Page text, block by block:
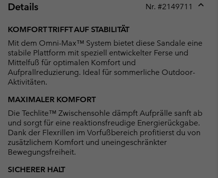
Details Nr. #2149711
KOMFORT TRIFFT AUF STABILITÄT
Mit dem Omni-Max™ System bietet diese Sandale eine
stabile Plattform mit speziell entwickelter Ferse und
Mittelfuß für optimalen Komfort und
Aufprallreduzierung. Ideal für sommerliche Outdoor-
Aktivitäten.
MAXIMALER KOMFORT
Die Techlite™ Zwischensohle dämpft Aufprälle sanft ab
und sorgt für eine reaktionsfreudige Energierückgabe.
Dank der Flexrillen im Vorfußbereich profitierst du von
zusätzlichem Komfort und uneingeschränkter
Bewegungsfreiheit.
SICHERER HALT